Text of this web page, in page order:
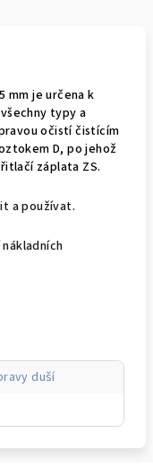
mm je určena k
typy a
očistíčistícím
D, po jehož
záplata ZS.
a používat.
duší